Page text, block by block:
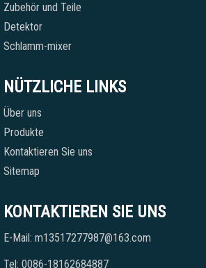
Zubehör und Teile
Detektor
Schlamm-mixer
NÜTZLICHE LINKS
Über uns
Produkte
Kontaktieren Sie uns
Sitemap
KONTAKTIEREN SIE UNS
E-Mail: m13517277987@163.com
Tel: 0086-18162684887